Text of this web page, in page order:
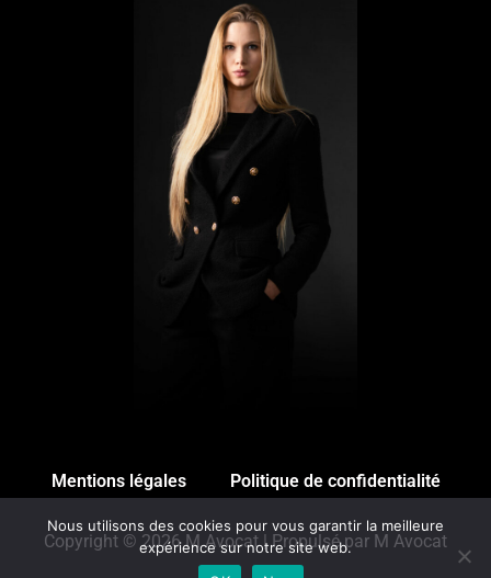
Mentions légales Politique de confidentialité
Copyright © 2026 M Avocat | Propulsé par M Avocat
Nous utilisons des cookies pour vous garantir la meilleure
expérience sur notre site web.